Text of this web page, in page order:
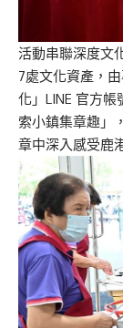
活動串聯深度文
7處文化資產，
化」LINE 官方
索小鎮集章趣」
章中深入感受鹿